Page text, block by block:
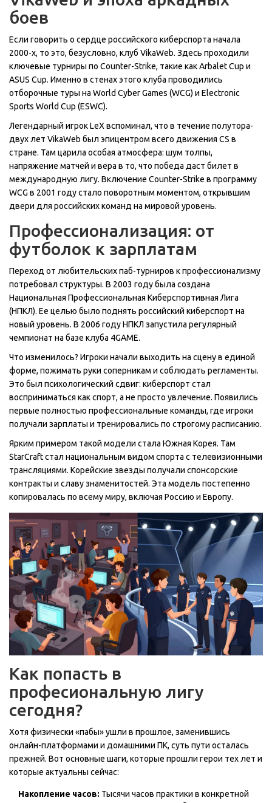
боев
Если говорить о сердце российского киберспорта начала
2000-х, то это, безусловно, клуб VikaWeb. Здесь проходили
ключевые турниры по Counter-Strike, такие как Arbalet Cup и
ASUS Cup. Именно в стенах этого клуба проводились
отборочные туры на World Cyber Games (WCG) и Electronic
Sports World Cup (ESWC).
Легендарный игрок LeX вспоминал, что в течение полутора-
двух лет VikaWeb был эпицентром всего движения CS в
стране. Там царила особая атмосфера: шум толпы,
напряжение матчей и вера в то, что победа даст билет в
международную лигу. Включение Counter-Strike в программу
WCG в 2001 году стало поворотным моментом, открывшим
двери для российских команд на мировой уровень.
Профессионализация: от
футболок к зарплатам
Переход от любительских паб-турниров к профессионализму
потребовал структуры. В 2003 году была создана
Национальная Профессиональная Киберспортивная Лига
(НПКЛ). Ее целью было поднять российский киберспорт на
новый уровень. В 2006 году НПКЛ запустила регулярный
чемпионат на базе клуба 4GAME.
Что изменилось? Игроки начали выходить на сцену в единой
форме, пожимать руки соперникам и соблюдать регламенты.
Это был психологический сдвиг: киберспорт стал
восприниматься как спорт, а не просто увлечение. Появились
первые полностью профессиональные команды, где игроки
получали зарплаты и тренировались по строгому расписанию.
Ярким примером такой модели стала Южная Корея. Там
StarCraft стал национальным видом спорта с телевизионными
трансляциями. Корейские звезды получали спонсорские
контракты и славу знаменитостей. Эта модель постепенно
копировалась по всему миру, включая Россию и Европу.
Как попасть в
професиональную лигу
сегодня?
Хотя физически «пабы» ушли в прошлое, заменившись
онлайн-платформами и домашними ПК, суть пути осталась
прежней. Вот основные шаги, которые прошли герои тех лет и
которые актуальны сейчас:
Накопление часов: Тысячи часов практики в конкретной